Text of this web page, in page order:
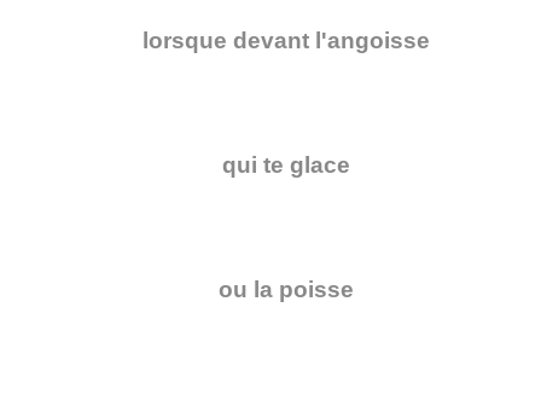
lorsque devant l'angoisse
qui te glace
ou la poisse